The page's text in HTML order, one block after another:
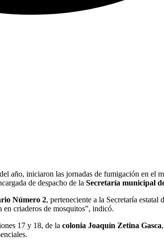
año, iniciaron las jornadas de fumigación en el
de despacho de la Secretaría municipal
Número 2, perteneciente a la Secretaría
en criaderos de mosquitos”, indicó.
17 y 18, de la colonia Joaquín Zetina Gasca